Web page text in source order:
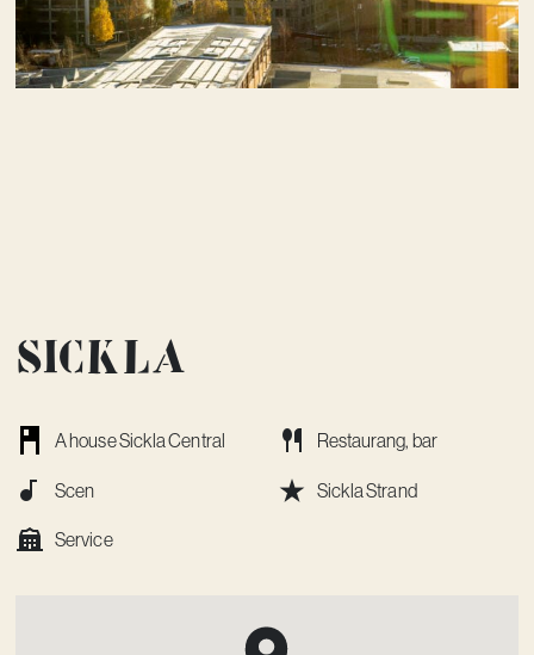
Sickla
A house Sickla Central Restaurang, bar
Scen Sickla Strand
Service